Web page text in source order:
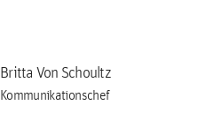
Britta Von Schoultz
Kommunikationschef